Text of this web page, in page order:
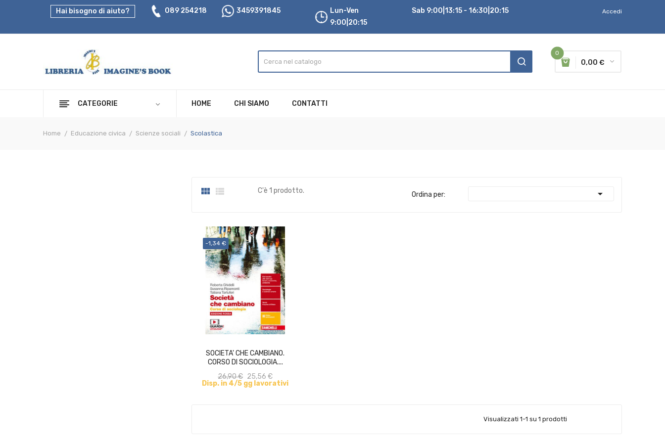
Hai bisogno di aiuto? 089 254218 3459391845
Lun-Ven
9:00|20:15
Sab 9:00|13:15 - 16:30|20:15 Accedi
0
0,00 €
CATEGORIE HOME CHI SIAMO CONTATTI
Home Educazione civica Scienze sociali Scolastica
  C'è 1 prodotto. Ordina per: 
-1,34 €
SOCIETA' CHE CAMBIANO.
CORSO DI SOCIOLOGIA....
26,90 € 25,56 €
Disp. in 4/5 gg lavorativi
ACQUISTA
Visualizzati 1-1 su 1 prodotti